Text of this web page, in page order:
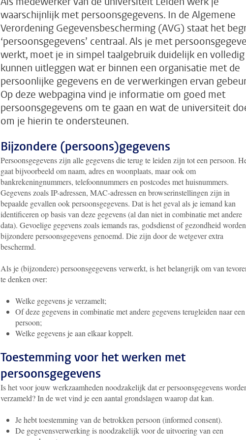
waarschijnlijk met persoonsgegevens. In de Algemene
Verordening Gegevensbescherming (AVG) staat het
‘persoonsgegevens’ centraal. Als je met
werkt, moet je in simpel taalgebruik duidelijk en volledig
kunnen uitleggen wat er binnen een organisatie met de
persoonlijke gegevens en de verwerkingen ervan
Op deze webpagina vind je informatie om goed met
persoonsgegevens om te gaan en wat de universiteit
om je hierin te ondersteunen.
Bijzondere (persoons)gegevens
Persoonsgegevens zijn alle gegevens die terug te leiden zijn tot een persoon.
gaat bijvoorbeeld om naam, adres en woonplaats, maar ook om
bankrekeningnummers, telefoonnummers en postcodes met huisnummers.
Gegevens zoals IP-adressen, MAC-adressen en browserinstellingen zijn in
bepaalde gevallen ook persoonsgegevens. Dat is het geval als je iemand kan
identificeren op basis van deze gegevens (al dan niet in combinatie met andere
data). Gevoelige gegevens zoals iemands ras, godsdienst of gezondheid worden
bijzondere persoonsgegevens genoemd. Die zijn door de wetgever extra
beschermd.
Als je (bijzondere) persoonsgegevens verwerkt, is het belangrijk om van
te denken over:
Welke gegevens je verzamelt;
Of deze gegevens in combinatie met andere gegevens terugleiden naar een
persoon;
Welke gegevens je aan elkaar koppelt.
Toestemming voor het werken met
persoonsgegevens
Is het voor jouw werkzaamheden noodzakelijk dat er persoonsgegevens
verzameld? In de wet vind je een aantal grondslagen waarop dat kan.
Je hebt toestemming van de betrokken persoon (informed consent).
De gegevensverwerking is noodzakelijk voor de uitvoering van een